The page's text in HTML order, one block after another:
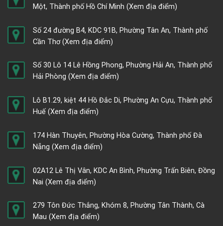
Một, Thành phố Hồ Chí Minh (Xem địa điểm)
Số 24 đường B4, KDC 91B, Phường Tân An, Thành phố
Cần Thơ(Xem địa điểm)
Số 30 Lô 14 Lê Hồng Phong, Phường Hải An, Thành phố
Hải Phòng (Xem địa điểm)
Lô B1.29, kiệt 44 Hồ Đắc Di, Phường An Cựu, Thành phố
Huế (Xem địa điểm)
174 Hàn Thuyên, Phường Hòa Cường, Thành phố Đà
Nẵng (Xem địa điểm)
02A12 Lê Thị Vân, KDC An Bình, Phường Trấn Biên, Đồng
Nai (Xem địa điểm)
279 Tôn Đức Thắng, Khóm 8, Phường Tân Thành, Cà
Mau (Xem địa điểm)